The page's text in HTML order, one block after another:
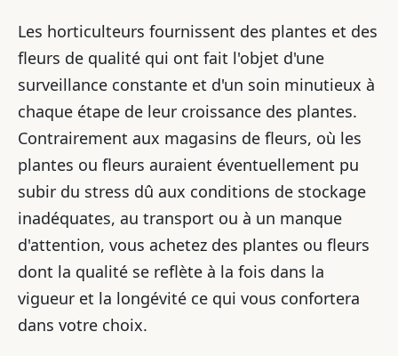
Les horticulteurs fournissent des plantes et des
fleurs de qualité qui ont fait l'objet d'une
surveillance constante et d'un soin minutieux à
chaque étape de leur croissance des plantes.
Contrairement aux magasins de fleurs, où les
plantes ou fleurs auraient éventuellement pu
subir du stress dû aux conditions de stockage
inadéquates, au transport ou à un manque
d'attention, vous achetez des plantes ou fleurs
dont la qualité se reflète à la fois dans la
vigueur et la longévité ce qui vous confortera
dans votre choix.